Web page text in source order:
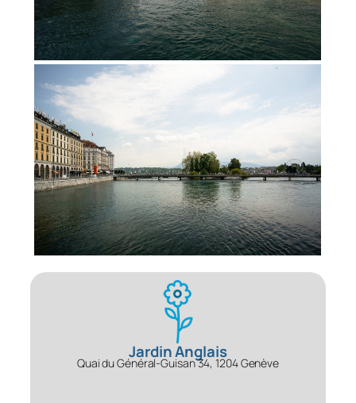
Jardin Anglais
Quai du Général-Guisan 34, 1204 Genève